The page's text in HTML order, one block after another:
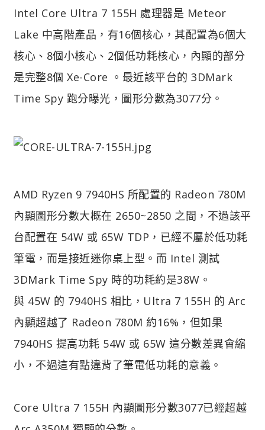
Intel Core Ultra 7 155H 處理器是 Meteor
Lake 中高階產品，有16個核心，其配置為6個大
核心、8個小核心、2個低功耗核心，內顯的部分
是完整8個 Xe-Core 。最近該平台的 3DMark
Time Spy 跑分曝光，圖形分數為3077分。
AMD Ryzen 9 7940HS 所配置的 Radeon 780M
內顯圖形分數大概在 2650~2850 之間，不過該平
台配置在 54W 或 65W TDP，已經不屬於低功耗
筆電，而是接近迷你桌上型。而 Intel 測試
3DMark Time Spy 時的功耗約是38W。
與 45W 的 7940HS 相比，Ultra 7 155H 的 Arc
內顯超越了 Radeon 780M 約16%，但如果
7940HS 提高功耗 54W 或 65W 這分數差異會縮
小，不過這有點違背了筆電低功耗的意義。
Core Ultra 7 155H 內顯圖形分數3077已經超越